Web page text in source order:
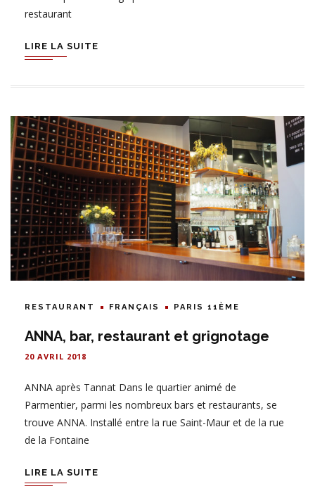
restaurant
LIRE LA SUITE
RESTAURANT FRANÇAIS PARIS 11ÈME
ANNA, bar, restaurant et grignotage
20 AVRIL 2018
ANNA après Tannat Dans le quartier animé de
Parmentier, parmi les nombreux bars et restaurants, se
trouve ANNA. Installé entre la rue Saint-Maur et de la rue
de la Fontaine
LIRE LA SUITE